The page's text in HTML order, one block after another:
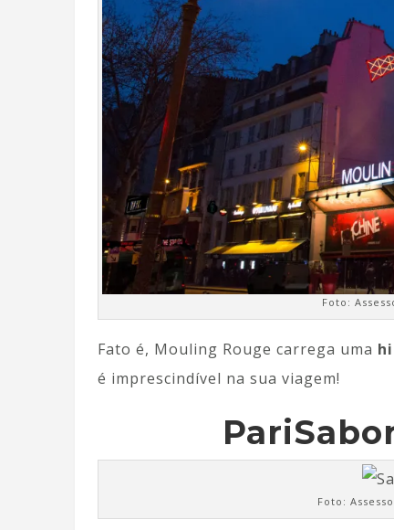
Foto:
Fato é, Mouling Rouge carrega uma
é imprescindível na sua viagem!
Foto: